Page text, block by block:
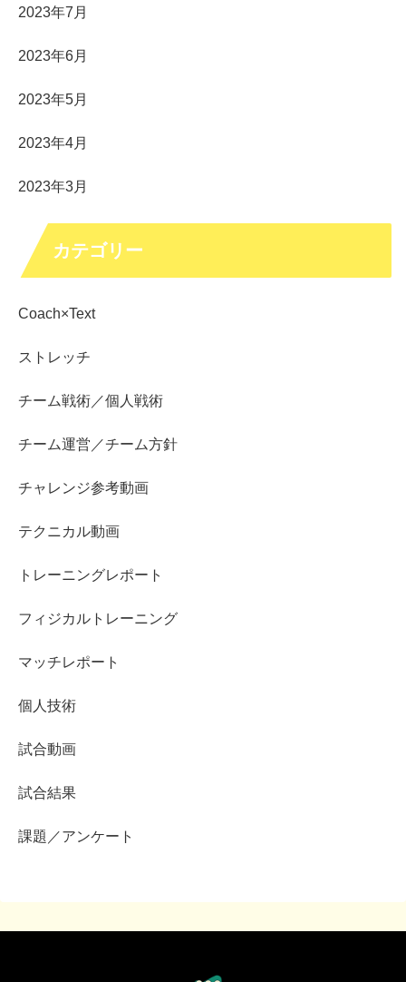
2023年7月
2023年6月
2023年5月
2023年4月
2023年3月
カテゴリー
Coach×Text
ストレッチ
チーム戦術／個人戦術
チーム運営／チーム方針
チャレンジ参考動画
テクニカル動画
トレーニングレポート
フィジカルトレーニング
マッチレポート
個人技術
試合動画
試合結果
課題／アンケート